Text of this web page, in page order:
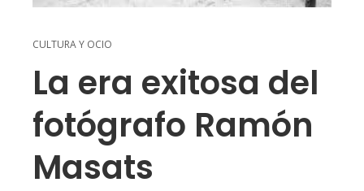
CULTURA Y OCIO
La era exitosa del
fotógrafo Ramón
Masats